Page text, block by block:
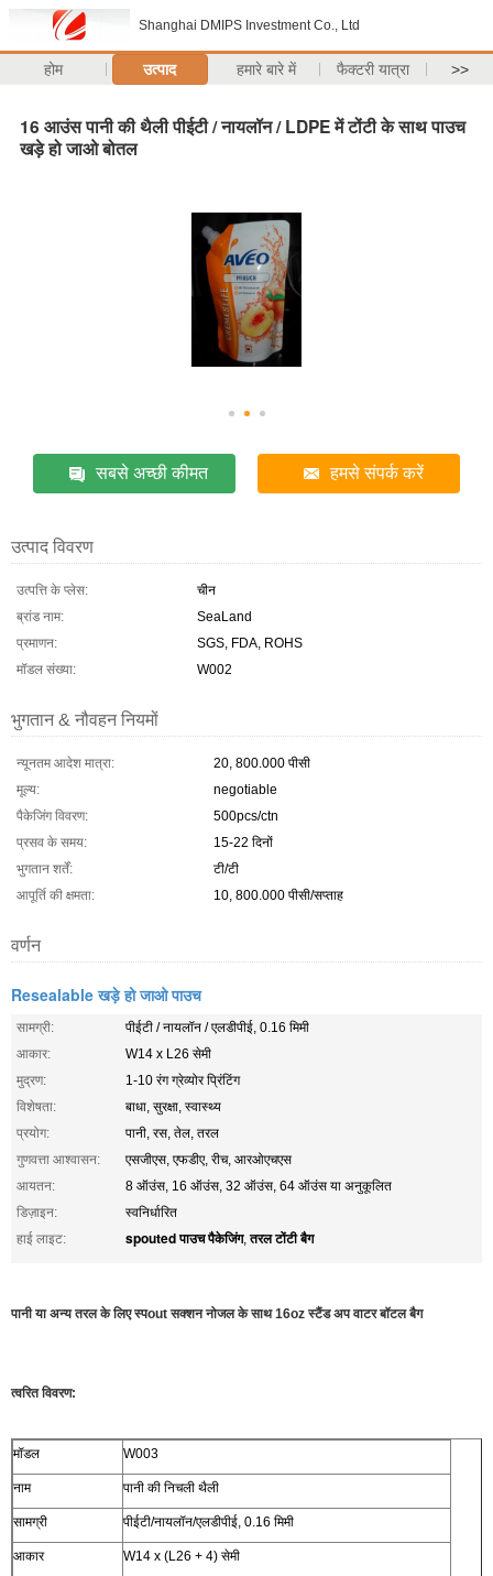
Shanghai DMIPS Investment Co., Ltd
होम उत्पाद हमारे बारे में फैक्टरी यात्रा >>
16 आउंस पानी की थैली पीईटी / नायलॉन / LDPE में टोंटी के साथ पाउच
खड़े हो जाओ बोतल
सबसे अच्छी कीमत हमसे संपर्क करें
उत्पाद विवरण
उत्पत्ति के प्लेस:
चीन
ब्रांड नाम:
SeaLand
प्रमाणन:
SGS, FDA, ROHS
मॉडल संख्या:
W002
भुगतान & नौवहन नियमों
न्यूनतम आदेश मात्रा:
20, 800.000 पीसी
मूल्य:
negotiable
पैकेजिंग विवरण:
500pcs/ctn
प्रसव के समय:
15-22 दिनों
भुगतान शर्तें:
टी/टी
आपूर्ति की क्षमता:
10, 800.000 पीसी/सप्ताह
वर्णन
Resealable खड़े हो जाओ पाउच
सामग्री:
पीईटी / नायलॉन / एलडीपीई, 0.16 मिमी
आकार:
W14 x L26 सेमी
मुद्रण:
1-10 रंग ग्रेव्योर प्रिंटिंग
विशेषता:
बाधा, सुरक्षा, स्वास्थ्य
प्रयोग:
पानी, रस, तेल, तरल
गुणवत्ता आश्वासन:
एसजीएस, एफडीए, रीच, आरओएचएस
आयतन:
8 ऑउंस, 16 ऑउंस, 32 ऑउंस, 64 ऑउंस या अनुकूलित
डिज़ाइन:
स्वनिर्धारित
हाई लाइट:
spouted पाउच पैकेजिंग,तरल टोंटी बैग
पानी या अन्य तरल के लिए स्पout सक्शन नोजल के साथ 16oz स्टैंड अप वाटर बॉटल बैग
त्वरित विवरण:
मॉडल W003
नाम पानी की निचली थैली
सामग्री पीईटी/नायलॉन/एलडीपीई, 0.16 मिमी
आकार W14 x (L26 + 4) सेमी